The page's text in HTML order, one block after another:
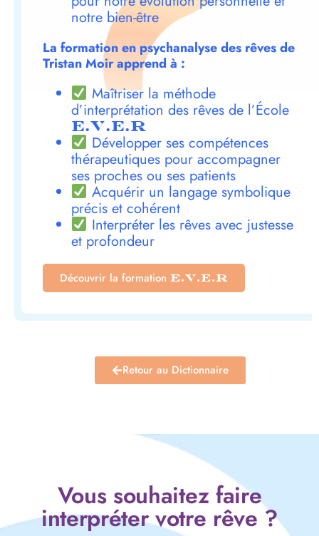
notre bien-être
La formation en psychanalyse des rêves de
Tristan Moir apprend à :
Maîtriser la méthode
d’interprétation des rêves de l’École
E.V.E.R
Développer ses compétences
thérapeutiques pour accompagner
ses proches ou ses patients
Acquérir un langage symbolique
précis et cohérent
Interpréter les rêves avec justesse
et profondeur
Découvrir la formation E.V.E.R
Retour au Dictionnaire
Vous souhaitez faire
interpréter votre rêve ?